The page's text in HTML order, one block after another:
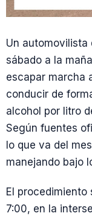
Un automovilista
sábado a la
escapar marcha
conducir de
alcohol por litro
Según fuentes
lo que va del
manejando bajo
El procedimiento
7:00, en la